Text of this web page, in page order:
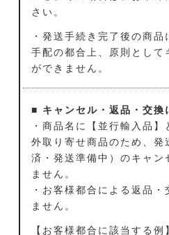
さい。
・発送手続き完了後の商
手配の都合上、原則として
ができません。
■ キャンセル・返品・交換
・商品名に【並行輸入品
外取り寄せ商品のため、発
済・発送準備中）のキャン
ません。
・お客様都合による返品
ません。
【お客様都合に該当する例